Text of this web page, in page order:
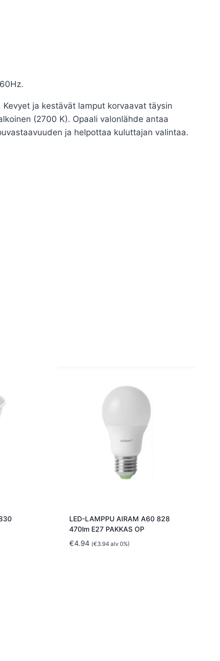
ja kestävät lamput korvaavat täysin
(2700 K). Opaali valonlähde antaa
ja helpottaa kuluttajan valintaa.
LED-LAMPPU AIRAM A60 828
470lm E27 PAKKAS OP
€4.94 (€3.94 alv 0%)